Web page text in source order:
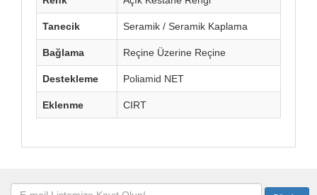
Tanecik Seramik / Seramik Kaplama
Bağlama Reçine Üzerine Reçine
Destekleme Poliamid NET
Eklenme CIRT